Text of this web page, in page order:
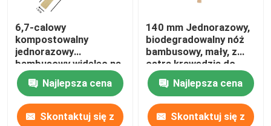
Bambusowe wykałaczki
Pałeczki do mieszania kawy
Wykałaczki luzem
6,7-calowy
kompostowalny
jednorazowy
bambusowy widelec na
sztućce do restauracji
BBQ PartyNajlepsza cena
Skontaktuj się z
140 mm Jednorazowy,
biodegradowalny nóż
bambusowy, mały, z
ostrą krawędzią do
restauracji w domu i
kuchniNajlepsza cena
Skontaktuj się z